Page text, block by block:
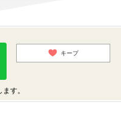
キープ
す。